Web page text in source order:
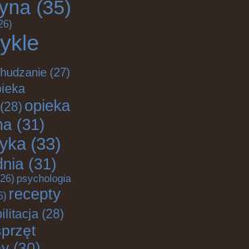
(35)
(27)
(28) opieka
(31)
(33)
(31)
psychologia
recepty
(28)